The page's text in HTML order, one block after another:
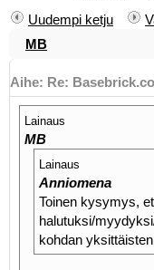
Uudempi ketju
MB
Aihe: Re:
Lainaus
MB
Lainaus
Anniomena
Toinen kysymys,
halutuksi/
kohdan